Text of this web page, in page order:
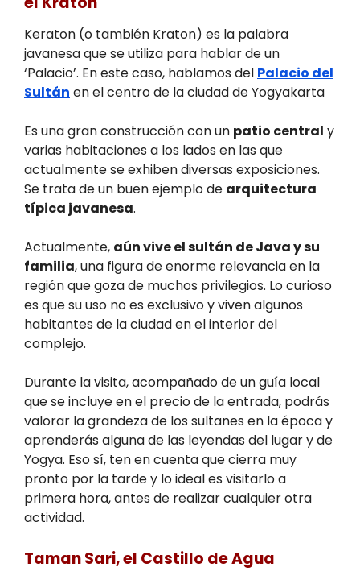
Keraton (o también Kraton) es la palabra
javanesa que se utiliza para hablar de un
‘Palacio’. En este caso, hablamos del Palacio del
Sultán en el centro de la ciudad de Yogyakarta
Es una gran construcción con un patio central y
varias habitaciones a los lados en las que
actualmente se exhiben diversas exposiciones.
Se trata de un buen ejemplo de arquitectura
típica javanesa.
Actualmente, aún vive el sultán de Java y su
familia, una figura de enorme relevancia en la
región que goza de muchos privilegios. Lo curioso
es que su uso no es exclusivo y viven algunos
habitantes de la ciudad en el interior del
complejo.
Durante la visita, acompañado de un guía local
que se incluye en el precio de la entrada, podrás
valorar la grandeza de los sultanes en la época y
aprenderás alguna de las leyendas del lugar y de
Yogya. Eso sí, ten en cuenta que cierra muy
pronto por la tarde y lo ideal es visitarlo a
primera hora, antes de realizar cualquier otra
actividad.
Taman Sari, el Castillo de Agua